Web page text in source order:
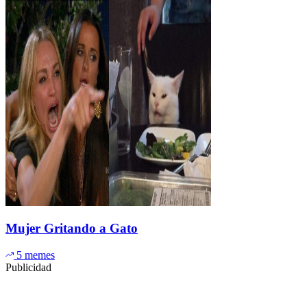
Mujer Gritando a Gato
5 memes
Publicidad